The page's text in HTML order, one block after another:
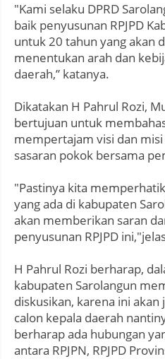
"Kami selaku DPRD
baik penyusunan RPJPD
untuk 20 tahun yang akan
menentukan arah dan
daerah,” katanya.
Dikatakan H Pahrul Rozi,
bertujuan untuk
mempertajam visi dan
sasaran pokok bersama
"Pastinya kita
yang ada di kabupaten
akan memberikan saran
penyusunan RPJPD
H Pahrul Rozi berharap,
kabupaten Sarolangun
diskusikan, karena ini akan
calon kepala daerah
berharap ada hubungan
antara RPJPN, RPJPD